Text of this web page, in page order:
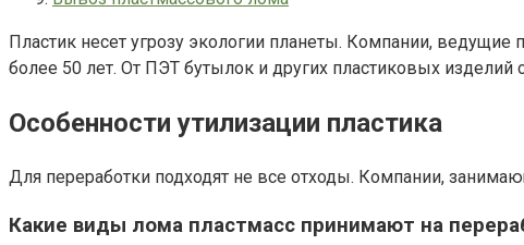
Пластик несет угрозу экологии планеты. Компании,
более 50 лет. От ПЭТ бутылок и других пластиковых
Особенности утилизации пластика
Для переработки подходят не все отходы. Компании,
Какие виды лома пластмасс принимают на